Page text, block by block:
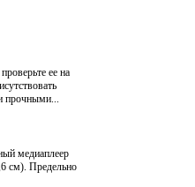
ее на
медиаплеер
см). Предельно